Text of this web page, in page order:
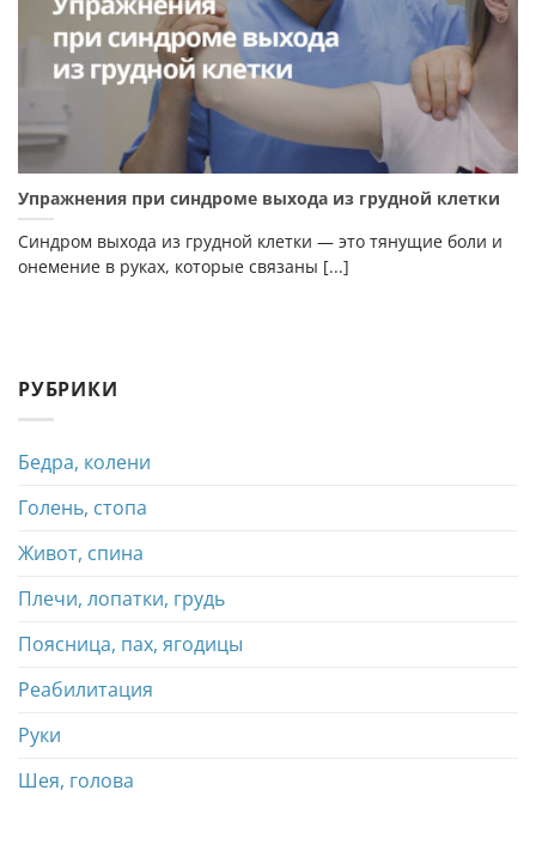
РУБРИКИ
Бедра, колени
Голень, стопа
Живот, спина
Плечи, лопатки, грудь
Поясница, пах, ягодицы
Реабилитация
Руки
Шея, голова
Упражнения при синдроме выхода из грудной клетки
Синдром выхода из грудной клетки — это тянущие боли и
онемение в руках, которые связаны [...]